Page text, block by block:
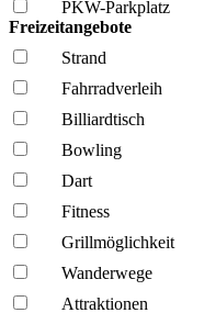
PKW-Parkplatz
Freizeitangebote
Strand
Fahrrad­verleih
Billiardtisch
Bowling
Dart
Fitness
Grillmöglich­keit
Wanderwege
Attraktionen